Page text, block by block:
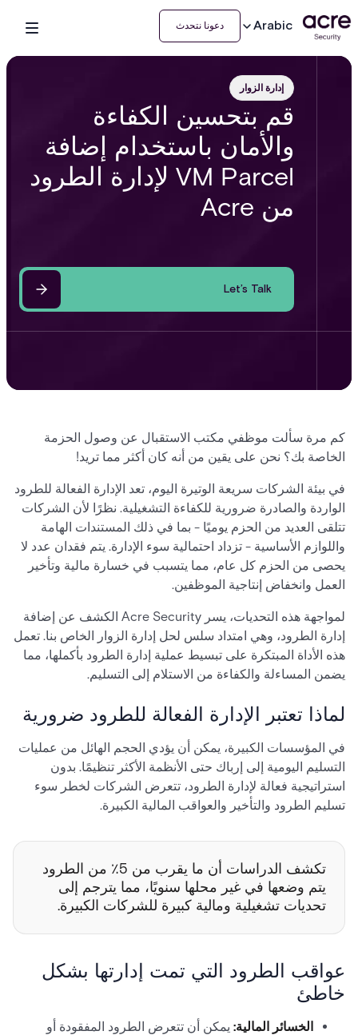
Arabic دعونا نتحدث
إدارة الزوار
قم بتحسين الكفاءة
والأمان باستخدام إضافة
VM Parcel لإدارة الطرود
من Acre
Let’s Talk
كم مرة سألت موظفي مكتب الاستقبال عن وصول الحزمة
الخاصة بك؟ نحن على يقين من أنه كان أكثر مما تريد!
في بيئة الشركات سريعة الوتيرة اليوم، تعد الإدارة الفعالة للطرود
الواردة والصادرة ضرورية للكفاءة التشغيلية. نظرًا لأن الشركات
تتلقى العديد من الحزم يوميًا - بما في ذلك المستندات الهامة
واللوازم الأساسية - تزداد احتمالية سوء الإدارة. يتم فقدان عدد لا
يحصى من الحزم كل عام، مما يتسبب في خسارة مالية وتأخير
العمل وانخفاض إنتاجية الموظفين.
لمواجهة هذه التحديات، يسر Acre Security الكشف عن إضافة
إدارة الطرود، وهي امتداد سلس لحل إدارة الزوار الخاص بنا. تعمل
هذه الأداة المبتكرة على تبسيط عملية إدارة الطرود بأكملها، مما
يضمن المساءلة والكفاءة من الاستلام إلى التسليم.
لماذا تعتبر الإدارة الفعالة للطرود ضرورية
في المؤسسات الكبيرة، يمكن أن يؤدي الحجم الهائل من عمليات
التسليم اليومية إلى إرباك حتى الأنظمة الأكثر تنظيمًا. بدون
استراتيجية فعالة لإدارة الطرود، تتعرض الشركات لخطر سوء
تسليم الطرود والتأخير والعواقب المالية الكبيرة.
تكشف الدراسات أن ما يقرب من 5٪ من الطرود
يتم وضعها في غير محلها سنويًا، مما يترجم إلى
تحديات تشغيلية ومالية كبيرة للشركات الكبيرة.
عواقب الطرود التي تمت إدارتها بشكل
خاطئ
الخسائر المالية: يمكن أن تتعرض الطرود المفقودة أو